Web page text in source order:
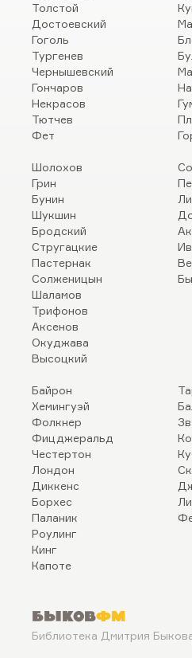
Толстой
Достоевский
Гоголь
Тургенев
Чернышевский
Гончаров
Некрасов
Тютчев
Фет
Шолохов
Грин
Бунин
Шукшин
Бродский
Стругацкие
Пастернак
Солженицын
Шаламов
Трифонов
Аксенов
Окуджава
Высоцкий
Байрон
Хемингуэй
Фолкнер
Фицджеральд
Честертон
Лондон
Диккенс
Борхес
Паланик
Роулинг
Кинг
Капоте
БыковФМ
Библиотека Дмитрия